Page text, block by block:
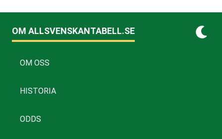
OM ALLSVENSKANTABELL.SE
OM OSS
HISTORIA
ODDS